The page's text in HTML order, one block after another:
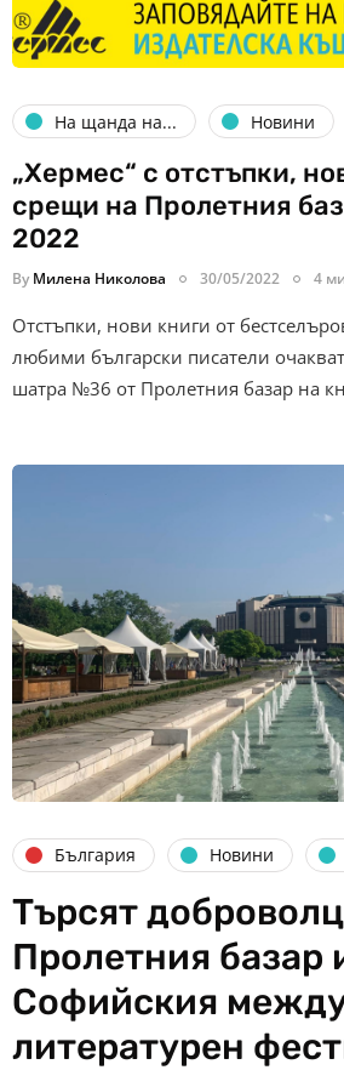
На щанда на... Новини
„Хермес“ с отстъпки,
срещи на Пролетния
2022
By Милена Николова 30/05/2022 4
Отстъпки, нови книги от
любими български писатели
шатра №36 от Пролетния базар на
България Новини
Търсят
Пролетния базар
Софийския
литературен